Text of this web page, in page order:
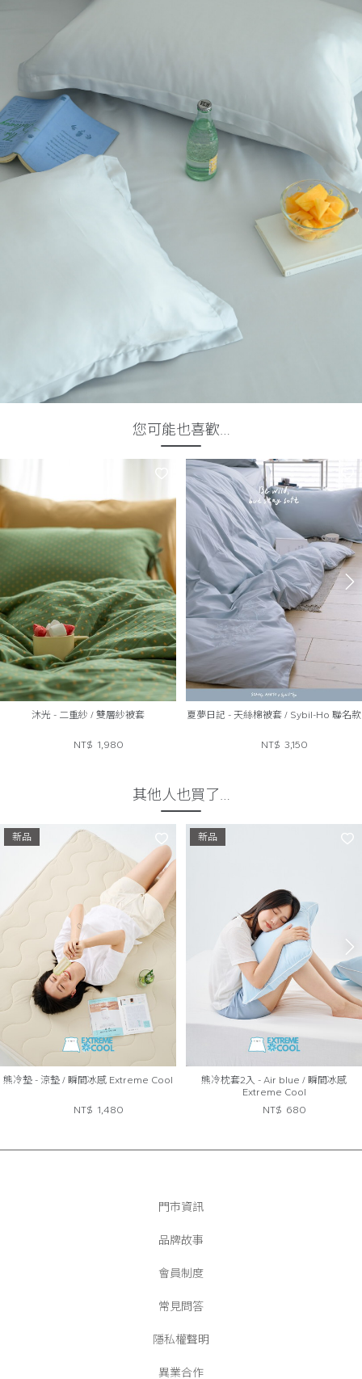
您可能也喜歡…
沐光 - 二重紗 / 雙層紗被套
NT$ 1,980
夏夢日記 - 天絲棉被套 / Sybil-Ho 聯名款
NT$ 3,150
其他人也買了…
新品
熊冷墊 - 涼墊 / 瞬間冰感 Extreme Cool
NT$ 1,480
新品
熊冷枕套2入 - Air blue / 瞬間冰感
Extreme Cool
NT$ 680
門市資訊
品牌故事
會員制度
常見問答
隱私權聲明
異業合作